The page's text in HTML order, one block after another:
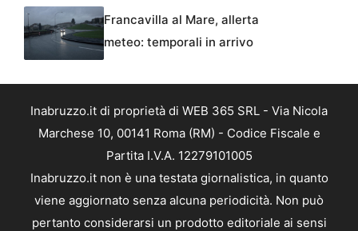
Francavilla al Mare, allerta
meteo: temporali in arrivo
Inabruzzo.it di proprietà di WEB 365 SRL - Via Nicola
Marchese 10, 00141 Roma (RM) - Codice Fiscale e
Partita I.V.A. 12279101005
Inabruzzo.it non è una testata giornalistica, in quanto
viene aggiornato senza alcuna periodicità. Non può
pertanto considerarsi un prodotto editoriale ai sensi